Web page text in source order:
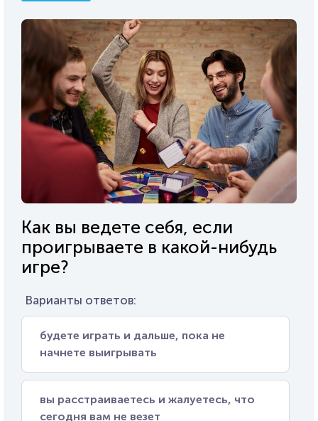
Как вы ведете себя, если
проигрываете в какой-нибудь
игре?
Варианты ответов:
будете играть и дальше, пока не
начнете выигрывать
вы расстраиваетесь и жалуетесь, что
сегодня вам не везет